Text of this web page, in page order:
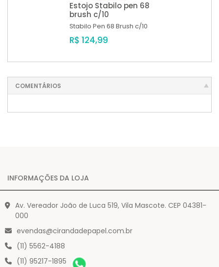
Estojo Stabilo pen 68
brush c/10
Stabilo Pen 68 Brush c/10
R$ 124,99
COMENTÁRIOS
INFORMAÇÕES DA LOJA
Av. Vereador João de Luca 519, Vila Mascote. CEP 04381-
000
evendas@cirandadepapel.com.br
(11) 5562-4188
(11) 95217-1895